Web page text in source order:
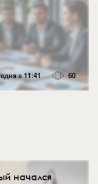
в 11:41 60
начался